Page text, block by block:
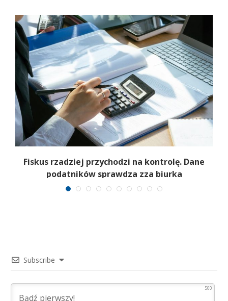
Fiskus rzadziej przychodzi na kontrolę. Dane
podatników sprawdza zza biurka
Subscribe
500